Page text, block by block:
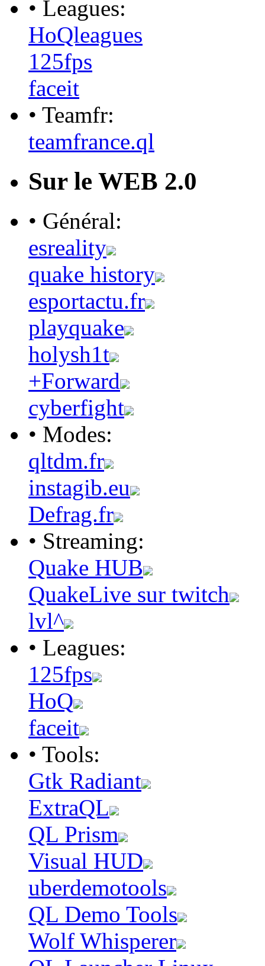
• Leagues:
HoQleagues
125fps
faceit
• Teamfr:
teamfrance.ql
Sur le WEB 2.0
• Général:
esreality
quake history
esportactu.fr
playquake
holysh1t
+Forward
cyberfight
• Modes:
qltdm.fr
instagib.eu
Defrag.fr
• Streaming:
Quake HUB
QuakeLive sur twitch
lvl^
• Leagues:
125fps
HoQ
faceit
• Tools:
Gtk Radiant
ExtraQL
QL Prism
Visual HUD
uberdemotools
QL Demo Tools
Wolf Whisperer